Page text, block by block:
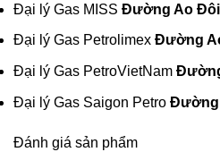
Đại lý Gas MISS Đường Ao
Đại lý Gas Petrolimex Đường
Đại lý Gas PetroVietNam
Đại lý Gas Saigon Petro Đường
Đánh giá sản phẩm